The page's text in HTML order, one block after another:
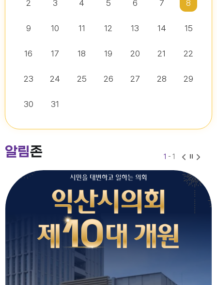
다다익산(2026.1월호) 의회편
2025-12-03
2026-07-02
2026-06-26
2026-07-24
2026-07-10
2026-07-07
2026-06-30
익산시의회 기간제근로자(비서, 행정보조) 채용 공고
2 3 4 5 6 7 8
9 10 11 12 13 14 15
16 17 18 19 20 21 22
23 24 25 26 27 28 29
30 31
알림존 1 - 1